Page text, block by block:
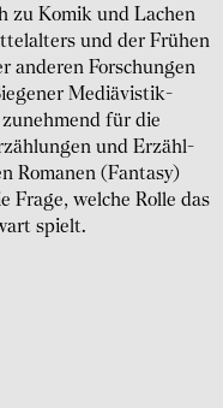
zu Komik und Lachen
und der Frühen
anderen Forschungen
Mediä­vistik-
für die
und Erzähl­
Romanen (Fantasy)
Frage, welche Rolle das
spielt.